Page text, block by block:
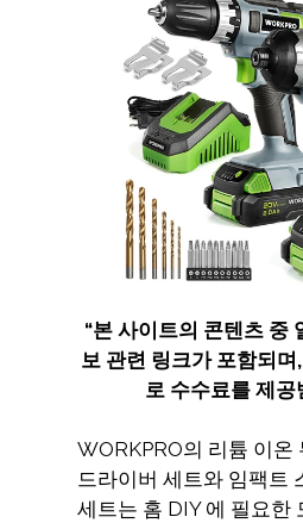
“본 사이트의 콘텐츠 중
보 관련 링크가 포함되며,
로 수수료를 제공
WORKPRO의 리튬 이온
드라이버 세트와 임팩트
세트는 홈 DIY 에 필요한